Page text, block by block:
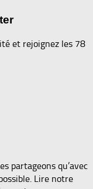
et rejoignez les 78
partageons qu’avec
Lire notre